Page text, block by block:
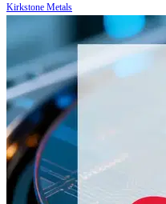
Kirkstone Metals